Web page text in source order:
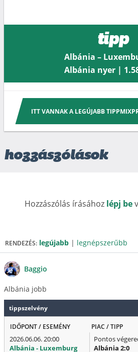
tipp
Albánia –
Albánia nyer |
ITT VANNAK A LEGÚJABB
hozzászólások
Hozzászólás írásához lépj be
RENDEZÉS: legújabb | legnépszerűbb
Baggio
Albánia jobb
tippszelvény
IDŐPONT / ESEMÉNY PIAC / TIPP
2026.06.06. 20:00
Albánia - Luxemburg
Pontos
Albánia 2:0